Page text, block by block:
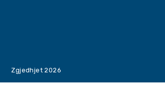
Zgjedhjet 2026